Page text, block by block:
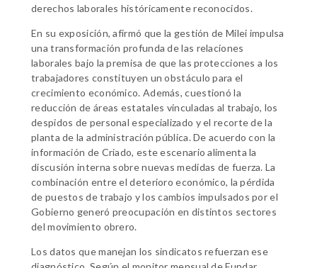
derechos laborales históricamente reconocidos.
En su exposición, afirmó que la gestión de Milei impulsa
una transformación profunda de las relaciones
laborales bajo la premisa de que las protecciones a los
trabajadores constituyen un obstáculo para el
crecimiento económico. Además, cuestionó la
reducción de áreas estatales vinculadas al trabajo, los
despidos de personal especializado y el recorte de la
planta de la administración pública. De acuerdo con la
información de Criado, este escenario alimenta la
discusión interna sobre nuevas medidas de fuerza. La
combinación entre el deterioro económico, la pérdida
de puestos de trabajo y los cambios impulsados por el
Gobierno generó preocupación en distintos sectores
del movimiento obrero.
Los datos que manejan los sindicatos refuerzan ese